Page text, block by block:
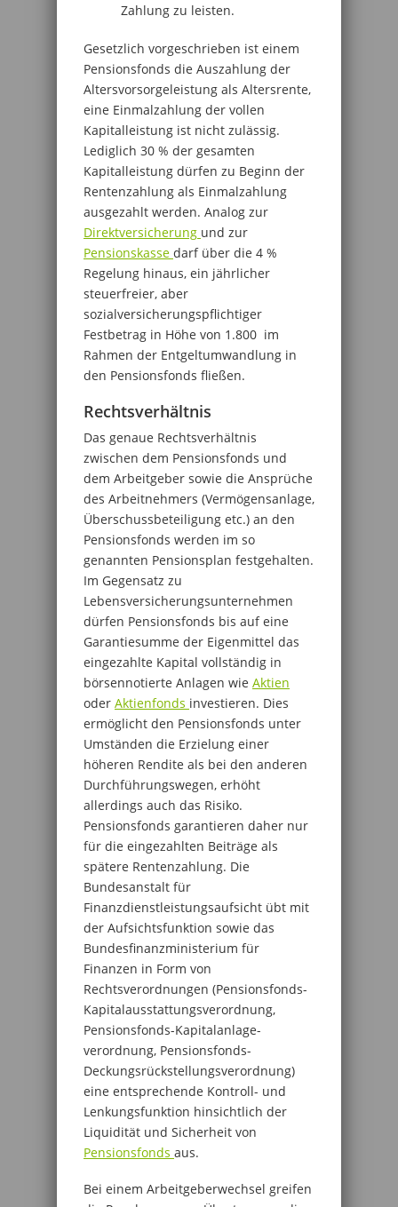
Zahlung zu leisten.
Gesetzlich vorgeschrieben ist einem
Pensionsfonds die Auszahlung der
Altersvorsorgeleistung als Altersrente,
eine Einmalzahlung der vollen
Kapitalleistung ist nicht zulässig.
Lediglich 30 % der gesamten
Kapitalleistung dürfen zu Beginn der
Rentenzahlung als Einmalzahlung
ausgezahlt werden. Analog zur
Direktversicherung und zur
Pensionskasse darf über die 4 %
Regelung hinaus, ein jährlicher
steuerfreier, aber
sozialversicherungspflichtiger
Festbetrag in Höhe von 1.800  im
Rahmen der Entgeltumwandlung in
den Pensionsfonds fließen.
Rechtsverhältnis
Das genaue Rechtsverhältnis
zwischen dem Pensionsfonds und
dem Arbeitgeber sowie die Ansprüche
des Arbeitnehmers (Vermögensanlage,
Überschussbeteiligung etc.) an den
Pensionsfonds werden im so
genannten Pensionsplan festgehalten.
Im Gegensatz zu
Lebensversicherungsunternehmen
dürfen Pensionsfonds bis auf eine
Garantiesumme der Eigenmittel das
eingezahlte Kapital vollständig in
börsennotierte Anlagen wie Aktien
oder Aktienfonds investieren. Dies
ermöglicht den Pensionsfonds unter
Umständen die Erzielung einer
höheren Rendite als bei den anderen
Durchführungswegen, erhöht
allerdings auch das Risiko.
Pensionsfonds garantieren daher nur
für die eingezahlten Beiträge als
spätere Rentenzahlung. Die
Bundesanstalt für
Finanzdienstleistungsaufsicht übt mit
der Aufsichtsfunktion sowie das
Bundesfinanzministerium für
Finanzen in Form von
Rechtsverordnungen (Pensionsfonds-
Kapitalausstattungsverordnung,
Pensionsfonds-Kapitalanlage-
verordnung, Pensionsfonds-
Deckungsrückstellungsverordnung)
eine entsprechende Kontroll- und
Lenkungsfunktion hinsichtlich der
Liquidität und Sicherheit von
Pensionsfonds aus.
Bei einem Arbeitgeberwechsel greifen